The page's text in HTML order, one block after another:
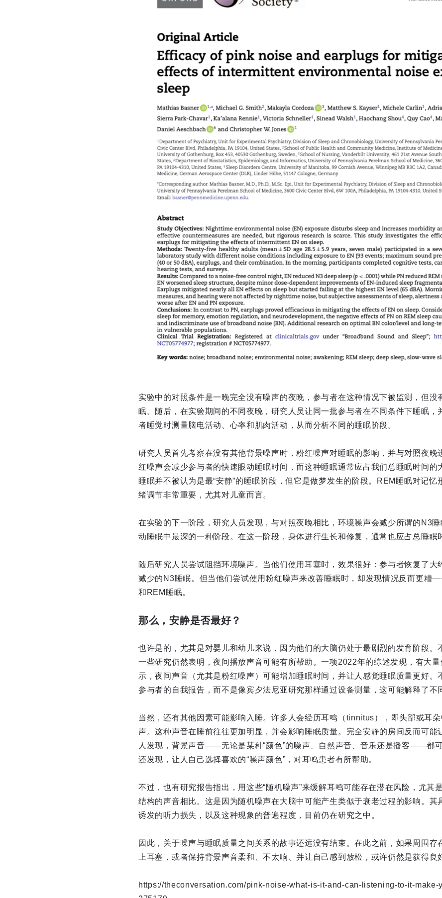
实验中的对照条件是一晚完全没有噪声的夜晚，参与者在这种情况下被监测，但没
眠。随后，在实验期间的不同夜晚，研究人员让同一批参与者在不同条件下睡眠，
者睡觉时测量脑电活动、心率和肌肉活动，从而分析不同的睡眠阶段。
研究人员首先考察在没有其他背景噪声时，粉红噪声对睡眠的影响，并与对照夜晚
红噪声会减少参与者的快速眼动睡眠时间，而这种睡眠通常应占我们总睡眠时间的
睡眠并不被认为是最“安静”的睡眠阶段，但它是做梦发生的阶段。REM睡眠对记忆
绪调节非常重要，尤其对儿童而言。
在实验的下一阶段，研究人员发现，与对照夜晚相比，环境噪声会减少所谓的N3
动睡眠中最深的一种阶段。在这一阶段，身体进行生长和修复，通常也应占总睡眠
随后研究人员尝试阻挡环境噪声。当他们使用耳塞时，效果很好：参与者恢复了大
减少的N3睡眠。但当他们尝试使用粉红噪声来改善睡眠时，却发现情况反而更糟
和REM睡眠。
那么，安静是否最好？
也许是的，尤其是对婴儿和幼儿来说，因为他们的大脑仍处于最剧烈的发育阶段。
一些研究仍然表明，夜间播放声音可能有所帮助。一项2022年的综述发现，有大
示，夜间声音（尤其是粉红噪声）可能增加睡眠时间，并让人感觉睡眠质量更好。
参与者的自我报告，而不是像宾夕法尼亚研究那样通过设备测量，这可能解释了不
当然，还有其他因素可能影响入睡。许多人会经历耳鸣（tinnitus），即头部或耳
声。这种声音在睡前往往更加明显，并会影响睡眠质量。完全安静的房间反而可能
人发现，背景声音——无论是某种“颜色”的噪声、自然声音、音乐还是播客——都
还发现，让人自己选择喜欢的“噪声颜色”，对耳鸣患者有所帮助。
不过，也有研究报告指出，用这些“随机噪声”来缓解耳鸣可能存在潜在风险，尤其
结构的声音相比。这是因为随机噪声在大脑中可能产生类似于衰老过程的影响。其
诱发的听力损失，以及这种现象的普遍程度，目前仍在研究之中。
因此，关于噪声与睡眠质量之间关系的故事还远没有结束。在此之前，如果周围存
上耳塞，或者保持背景声音柔和、不太响、并让自己感到放松，或许仍然是获得良
https://theconversation.com/pink-noise-what-is-it-and-can-listening-to-it-make-